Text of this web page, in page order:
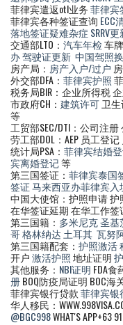
菲律宾遣返otl业务菲律宾
菲律宾各种签证查询 ECC
落地签证疑难杂症 SRRV
交通部LTO： 汽车年检车牌
办驾驶证更新 中国驾照
房产局： 房产入户/过户
外交部DFA： 菲律宾护照
税务局BIR：企业所得税
市政府CH： 建筑许可卫
等
工贸部SEC/DTI：公司注
劳工部DOL：AEP 员工登
统计局PSA： 菲律宾结婚
宾离婚登记等
第三国签证： 菲律宾泰国
签证马来西亚办菲律宾入
中国大使馆：护照申请
在华签证延期 在华工作签
第三国籍： 多米尼克圣基
哥格林纳达 土耳其 瓦努
第三国籍配套： 护照激活
开户激活护照地址证明
其他服务： NBI证明 FDA
册BOQ防疫局证明 BOC海
菲律宾银行贷款菲律宾银
华人移民：
@BGC998WHAT'S APP+63